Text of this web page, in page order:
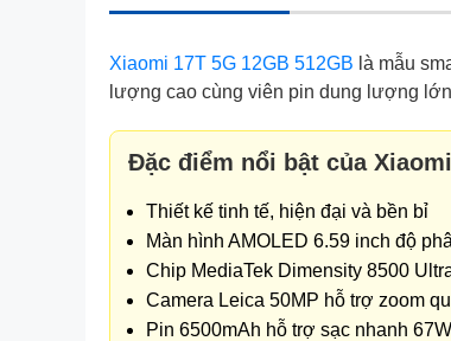
Xiaomi 17T 5G 12GB 512GB là mẫu
lượng cao cùng viên pin dung lượng
Đặc điểm nổi bật của
Thiết kế tinh tế, hiện đại và bền bỉ
Màn hình AMOLED 6.59 inch độ
Chip MediaTek Dimensity 8500
Camera Leica 50MP hỗ trợ zoom
Pin 6500mAh hỗ trợ sạc nhanh